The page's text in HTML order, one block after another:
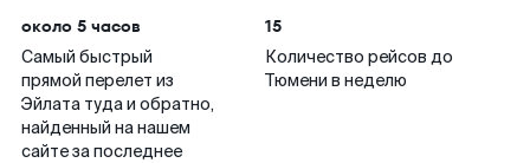
около 5 часов
Самый быстрый
прямой перелет из
Эйлата туда и обратно,
найденный на нашем
сайте за последнее
15
Количество рейсов до
Тюмени в неделю